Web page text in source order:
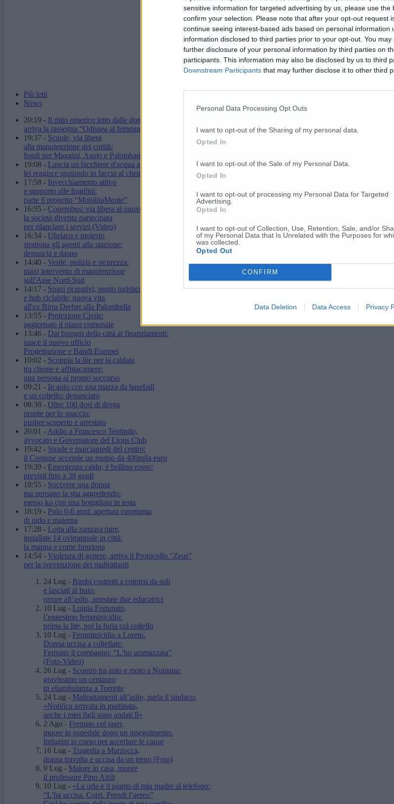
sensitive information for targeted advertising by us, please use the
confirm your selection. Please note that after your opt-out request
continue seeing interest-based ads based on personal information
information disclosed to third parties prior to your opt-out. You
further disclosure of your personal information by third parties on
participants. This information may also be disclosed by us to third
Downstream Participants that may further disclose it to other third
Personal Data Processing Opt Outs
I want to opt-out of the Sharing of my personal data.
Opted In
I want to opt-out of the Sale of my Personal Data.
Opted In
I want to opt-out of processing my Personal Data for Targeted
Advertising.
Opted In
I want to opt-out of Collection, Use, Retention, Sale, and/or
of my Personal Data that Is Unrelated with the Purposes for
was collected.
Opted Out
CONFIRM
Data Deletion Data Access Privacy
Per poter lasciare o votare un commento devi
Effettua l'accessooppureregistrati
Più letti
News
20:19 - Il mito omerico letto dalle donne:
arriva la rassegna “Odissea al femminile”
19:37 - Scuole, via libera
alla manutenzione dei cortili:
fondi per Maggini, Aspio e Palombare
19:08 - Lancia un bicchiere d'acqua a un'ambulante,
lei reagisce sputando in faccia al cliente
17:58 - Invecchiamento attivo
e supporto alle fragilità:
parte il progetto “MobilitaMente”
16:55 - Conerobus: via libera al nuovo statuto,
la società diventa partecipata
per rilanciare i servizi (Video)
16:34 - Ubriaco e molesto
strattona gli agenti alla stazione:
denuncia e daspo
14:40 - Verde, pulizia e sicurezza:
maxi intervento di manutenzione
sull'Asse Nord-Sud
14:17 - Spazi ricreativi, punto turistico
e hub ciclabile: nuova vita
all'ex Birra Dreher alla Palombella
13:55 - Protezione Civile:
aggiornato il piano comunale
13:46 - Dai bisogni della città ai finanziamenti:
nasce il nuovo ufficio
Progettazione e Bandi Europei
10:02 - Scoppia la lite per la caldaia
tra cliente e affittacamere:
una persona al pronto soccorso
09:21 - In auto con una mazza da baseball
e un coltello: denunciato
08:38 - Oltre 100 dosi di droga
pronte per lo spaccio:
pusher scoperto e arrestato
20:01 - Addio a Francesco Tentindo,
avvocato e Governatore del Lions Club
19:42 - Strade e marciapiedi del centro:
il Comune accende un mutuo da 400mila euro
19:39 - Emergenza caldo, è bollino rosso:
previsti fino a 38 gradi
18:55 - Soccorre una donna
ma pensano la stia aggredendo:
messo ko con una bottigliata in testa
18:19 - Polo 0-6 anni: apertura congiunta
di nido e materna
17:28 - Lotta alla zanzara tigre,
installate 14 ovitrappole in città:
la mappa e come funziona
14:54 - Violenza di genere, arriva il Protocollo "Zeus"
per la prevenzione dei maltrattanti
24 Lug - Bimbi costretti a colpirsi da soli
e lasciati al buio:
orrore all’asilo, arrestate due educatrici
10 Lug - Luigia Fortunato,
l’ennesimo femminicidio:
prima la lite, poi la furia col coltello
10 Lug - Femminicidio a Loreto.
Donna uccisa a coltellate.
Fermato il compagno: “L’ho ammazzata”
(Foto-Video)
26 Lug - Scontro tra auto e moto a Numana:
gravissimo un centauro
in eliambulanza a Torrette
24 Lug - Maltrattamenti all’asilo, parla il sindaco:
«Notifica arrivata in mattinata,
anche i miei figli sono andati lì»
2 Ago - Fermato col taser,
muore in ospedale dopo un inseguimento.
Indagini in corso per accertare le cause
16 Lug - Tragedia a Marzocca,
donna travolta e uccisa da un treno (Foto)
9 Lug - Malore in casa, muore
il professore Pino Attili
10 Lug - «Le urla e il pianto di mia madre al telefono:
“L’ha uccisa. Corri. Prendi l’aereo”